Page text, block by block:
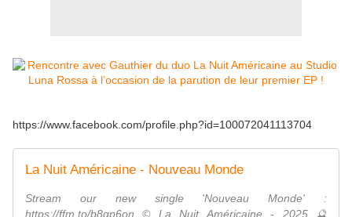
https://www.facebook.com/profile.php?id=100072041113704
La Nuit Américaine - Nouveau Monde
Stream our new single 'Nouveau Monde' :
https://ffm.to/b8qp6on © La Nuit Américaine - 2025 🔮